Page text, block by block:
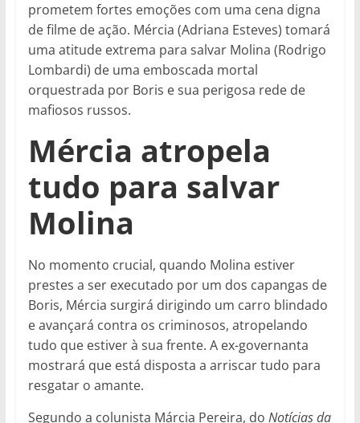
prometem fortes emoções com uma cena digna
de filme de ação. Mércia (Adriana Esteves) tomará
uma atitude extrema para salvar Molina (Rodrigo
Lombardi) de uma emboscada mortal
orquestrada por Boris e sua perigosa rede de
mafiosos russos.
Mércia atropela
tudo para salvar
Molina
No momento crucial, quando Molina estiver
prestes a ser executado por um dos capangas de
Boris, Mércia surgirá dirigindo um carro blindado
e avançará contra os criminosos, atropelando
tudo que estiver à sua frente. A ex-governanta
mostrará que está disposta a arriscar tudo para
resgatar o amante.
Segundo a colunista Márcia Pereira, do Notícias da